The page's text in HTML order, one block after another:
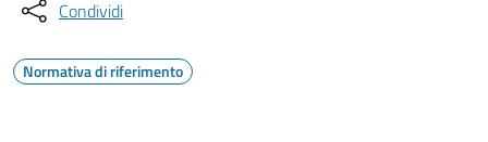
Condividi
Normativa di riferimento